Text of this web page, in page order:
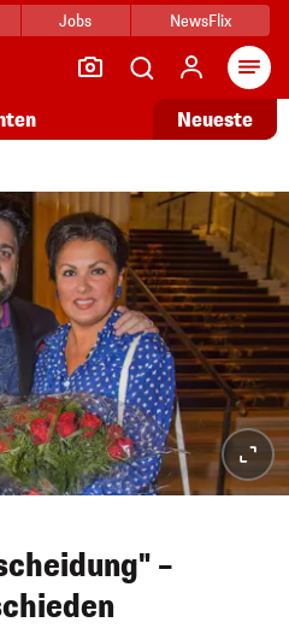
Jobs NewsFlix
Neueste
–